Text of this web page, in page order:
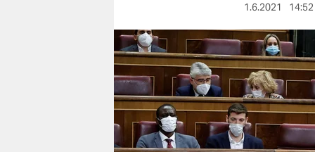
nord
wahrheit
verlag
verlag
1.6.2021